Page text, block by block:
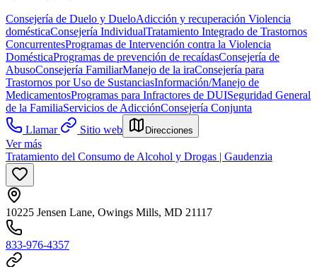
Consejería de Duelo y DueloAdicción y recuperación Violencia
domésticaConsejería IndividualTratamiento Integrado de Trastornos
ConcurrentesProgramas de Intervención contra la Violencia
DomésticaProgramas de prevención de recaídasConsejería de
AbusoConsejería FamiliarManejo de la iraConsejería para
Trastornos por Uso de SustanciasInformación/Manejo de
MedicamentosProgramas para Infractores de DUISeguridad General
de la FamiliaServicios de AdicciónConsejería Conjunta
Llamar
Sitio web Direcciones
Ver más
Tratamiento del Consumo de Alcohol y Drogas | Gaudenzia
10225 Jensen Lane, Owings Mills, MD 21117
833-976-4357